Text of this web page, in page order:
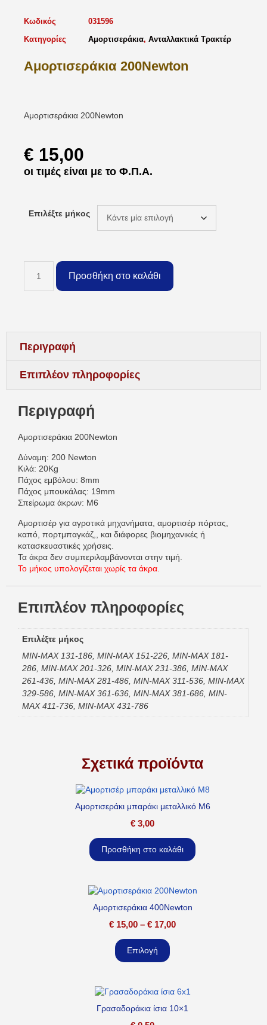
Κωδικός
031596
Κατηγορίες
Αμορτισεράκια, Ανταλλακτικά Τρακτέρ
Αμορτισεράκια 200Newton
Αμορτισεράκια 200Newton
€ 15,00
οι τιμές είναι με το Φ.Π.Α.
Επιλέξτε μήκος
Προσθήκη στο καλάθι
Περιγραφή
Επιπλέον πληροφορίες
Περιγραφή
Αμορτισεράκια 200Newton
Δύναμη: 200 Newton
Κιλά: 20Kg
Πάχος εμβόλου: 8mm
Πάχος μπουκάλας: 19mm
Σπείρωμα άκρων: M6
Αμορτισέρ για αγροτικά μηχανήματα, αμορτισέρ πόρτας,
καπό, πορτμπαγκάζ,, και διάφορες βιομηχανικές ή
κατασκευαστικές χρήσεις.
Τα άκρα δεν συμπεριλαμβάνονται στην τιμή.
Το μήκος υπολογίζεται χωρίς τα άκρα.
Επιπλέον πληροφορίες
Επιλέξτε μήκος
MIN-MAX 131-186, MIN-MAX 151-226, MIN-MAX 181-
286, MIN-MAX 201-326, MIN-MAX 231-386, MIN-MAX
261-436, MIN-MAX 281-486, MIN-MAX 311-536, MIN-MAX
329-586, MIN-MAX 361-636, MIN-MAX 381-686, MIN-
MAX 411-736, MIN-MAX 431-786
Σχετικά προϊόντα
Αμορτισεράκι μπαράκι μεταλλικό M6
€ 3,00
Προσθήκη στο καλάθι
Αμορτισεράκια 400Newton
€ 15,00 – € 17,00
Επιλογή
Γρασαδοράκια ίσια 10×1